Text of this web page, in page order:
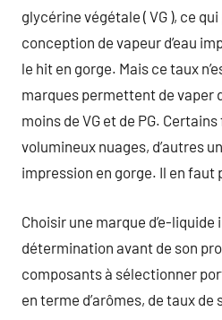
glycérine végétale ( VG ), ce
conception de vapeur d’eau
le hit en gorge. Mais ce taux
marques permettent de vaper
moins de VG et de PG.
volumineux nuages, d’autres
impression en gorge. Il en faut
Choisir une marque d’e-liquide
détermination avant de son
composants à sélectionner
en terme d’arômes, de taux